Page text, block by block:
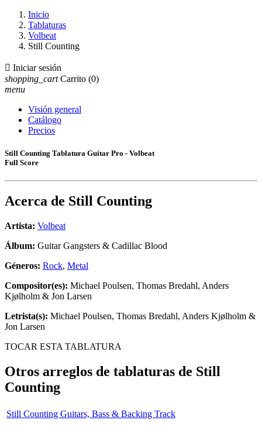
Inicio
Tablaturas
Volbeat
Still Counting
 Iniciar sesión
shopping_cart Carrito (0)
menu
Visión general
Catálogo
Precios
Still Counting Tablatura Guitar Pro - Volbeat
Full Score
Acerca de Still Counting
Artista: Volbeat
Álbum: Guitar Gangsters & Cadillac Blood
Géneros: Rock, Metal
Compositor(es): Michael Poulsen, Thomas Bredahl, Anders
Kjølholm & Jon Larsen
Letrista(s): Michael Poulsen, Thomas Bredahl, Anders Kjølholm &
Jon Larsen
TOCAR ESTA TABLATURA
Otros arreglos de tablaturas de Still
Counting
Still Counting Guitars, Bass & Backing Track